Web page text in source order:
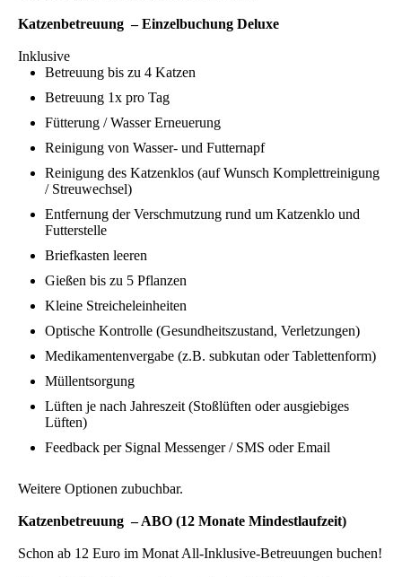
Katzenbetreuung – Einzelbuchung Deluxe
Inklusive
Betreuung bis zu 4 Katzen
Betreuung 1x pro Tag
Fütterung / Wasser Erneuerung
Reinigung von Wasser- und Futternapf
Reinigung des Katzenklos (auf Wunsch Komplettreinigung
/ Streuwechsel)
Entfernung der Verschmutzung rund um Katzenklo und
Futterstelle
Briefkasten leeren
Gießen bis zu 5 Pflanzen
Kleine Streicheleinheiten
Optische Kontrolle (Gesundheitszustand, Verletzungen)
Medikamentenvergabe (z.B. subkutan oder Tablettenform)
Müllentsorgung
Lüften je nach Jahreszeit (Stoßlüften oder ausgiebiges
Lüften)
Feedback per Signal Messenger / SMS oder Email
Weitere Optionen zubuchbar.
Katzenbetreuung – ABO (12 Monate Mindestlaufzeit)
Schon ab 12 Euro im Monat All-Inklusive-Betreuungen buchen!